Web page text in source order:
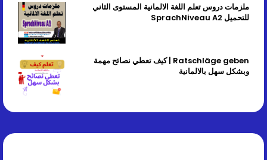
ملزمات دروس تعلم اللغة الالمانية المستوى الثاني
للتحميل SprachNiveau A2
Ratschläge geben | كيف تعطي نصائح مهمة
وبشكل سهل بالالمانية